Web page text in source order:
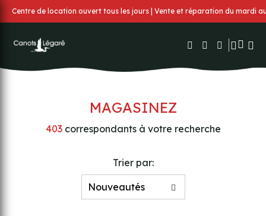
Centre de location ouvert tous les jours | Vente et réparation du mardi
MAGASINEZ
403correspondants à votre recherche
Trier par: